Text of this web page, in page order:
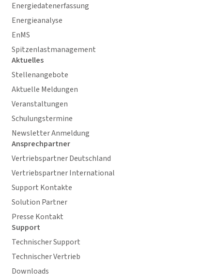
Energiedatenerfassung
Energieanalyse
EnMS
Spitzenlastmanagement
Aktuelles
Stellenangebote
Aktuelle Meldungen
Veranstaltungen
Schulungstermine
Newsletter Anmeldung
Ansprechpartner
Vertriebspartner Deutschland
Vertriebspartner International
Support Kontakte
Solution Partner
Presse Kontakt
Support
Technischer Support
Technischer Vertrieb
Downloads